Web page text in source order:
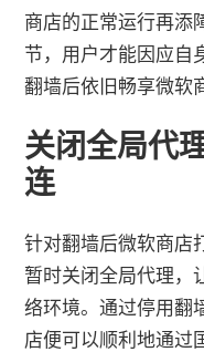
商店的正常运行再添
节，用户才能因应自
翻墙后依旧畅享微软
关闭全局代
连
针对翻墙后微软商店
暂时关闭全局代理，
络环境。通过停用翻
店便可以顺利地通过